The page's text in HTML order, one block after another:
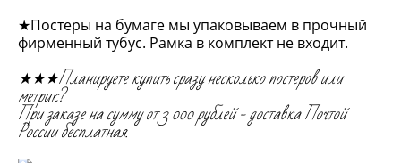
★Постеры на бумаге мы упаковываем в прочный
фирменный тубус. Рамка в комплект не входит.
★★★Планируете купить сразу несколько постеров или
метрик?
При заказе на сумму от 3 000 рублей - доставка Почтой
России бесплатная.